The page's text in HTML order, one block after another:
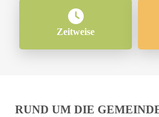
Zeitweise
RUND UM DIE